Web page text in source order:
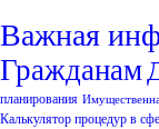
Важная
Гражданам
планирования
Калькулятор процедур в